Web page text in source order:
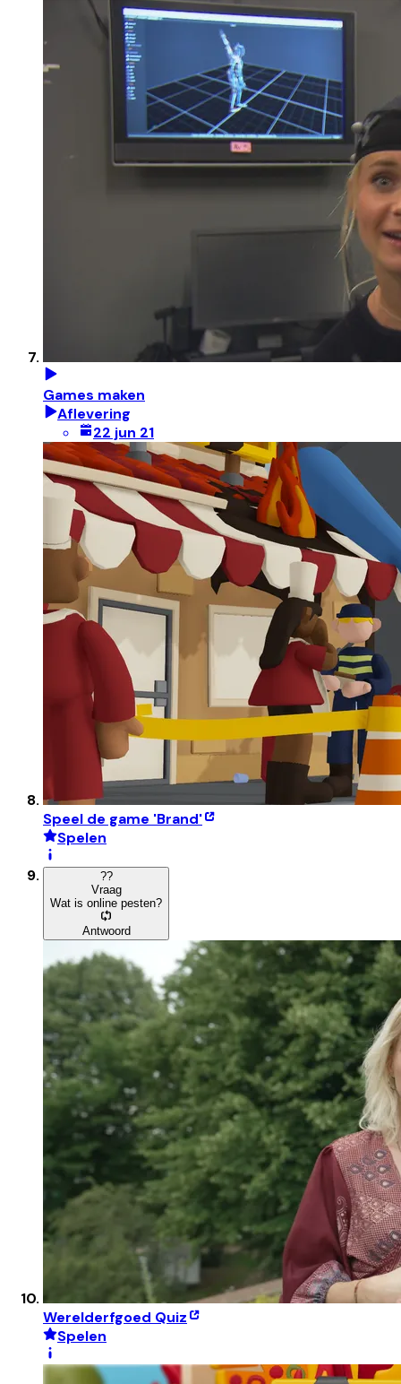
Games maken
Aflevering
22 jun 21
Speel de game 'Brand'
Spelen
??
Vraag
Wat is online pesten?
Antwoord
Werelderfgoed Quiz
Spelen